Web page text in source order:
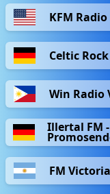
KFM Radio
Celtic Rock
Win Radio
Illertal FM
FM